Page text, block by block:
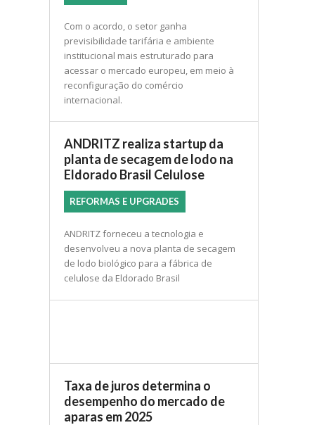
Com o acordo, o setor ganha
previsibilidade tarifária e ambiente
institucional mais estruturado para
acessar o mercado europeu, em meio à
reconfiguração do comércio
internacional.
ANDRITZ realiza startup da
planta de secagem de lodo na
Eldorado Brasil Celulose
REFORMAS E UPGRADES
ANDRITZ forneceu a tecnologia e
desenvolveu a nova planta de secagem
de lodo biológico para a fábrica de
celulose da Eldorado Brasil
Taxa de juros determina o
desempenho do mercado de
aparas em 2025